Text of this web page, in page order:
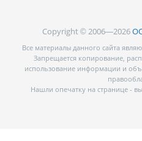
Copyright © 2006—2026
Все материалы данного сайта
Запрещается копирование,
использование информации и
Нашли опечатку на странице -